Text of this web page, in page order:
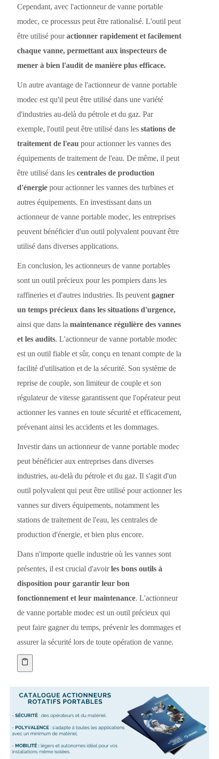
Cependant, avec l'actionneur de vanne portable
modec, ce processus peut être rationalisé. L'outil peut
être utilisé pouractionner rapidement et facilement
chaque vanne, permettant aux inspecteurs de
mener à bien l'audit de manière plus efficace.
Un autre avantage de l'actionneur de vanne portable
modec est qu'il peut être utilisé dans une variété
d'industries au-delà du pétrole et du gaz. Par
exemple, l'outil peut être utilisé dans les stations de
traitement de l'eau pour actionner les vannes des
équipements de traitement de l'eau. De même, il peut
être utilisé dans les centrales de production
d'énergie pour actionner les vannes des turbines et
autres équipements. En investissant dans un
actionneur de vanne portable modec, les entreprises
peuvent bénéficier d'un outil polyvalent pouvant être
utilisé dans diverses applications.
En conclusion, les actionneurs de vanne portables
sont un outil précieux pour les pompiers dans les
raffineries et d'autres industries. Ils peuvent gagner
un temps précieux dans les situations d'urgence,
ainsi que dans la maintenance régulière des vannes
et les audits. L'actionneur de vanne portable modec
est un outil fiable et sûr, conçu en tenant compte de la
facilité d'utilisation et de la sécurité. Son système de
reprise de couple, son limiteur de couple et son
régulateur de vitesse garantissent que l'opérateur peut
actionner les vannes en toute sécurité et efficacement,
prévenant ainsi les accidents et les dommages.
Investir dans un actionneur de vanne portable modec
peut bénéficier aux entreprises dans diverses
industries, au-delà du pétrole et du gaz. Il s'agit d'un
outil polyvalent qui peut être utilisé pour actionner les
vannes sur divers équipements, notamment les
stations de traitement de l'eau, les centrales de
production d'énergie, et bien plus encore.
Dans n'importe quelle industrie où les vannes sont
présentes, il est crucial d'avoirles bons outils à
disposition pour garantir leur bon
fonctionnement et leur maintenance. L'actionneur
de vanne portable modec est un outil précieux qui
peut faire gagner du temps, prévenir les dommages et
assurer la sécurité lors de toute opération de vanne.